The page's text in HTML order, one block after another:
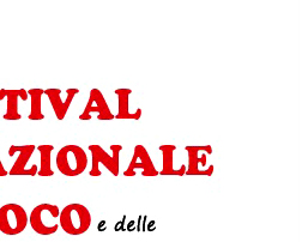
valorizzi le nostre specificità"